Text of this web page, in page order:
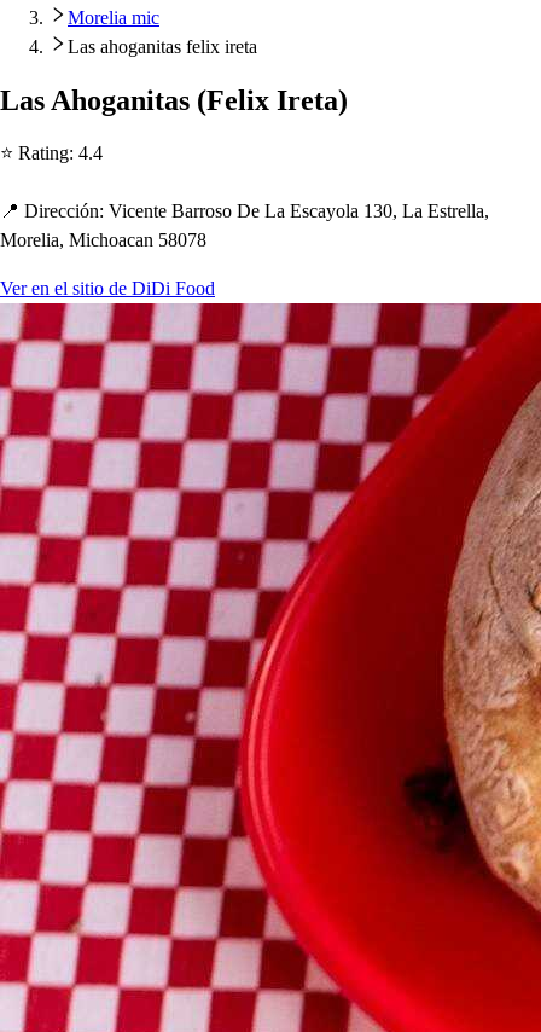
Morelia mic
Las ahoganitas felix ireta
Las Ahoganitas (Felix Ireta)
⭐ Rating: 4.4
📍 Dirección: Vicente Barroso De La Escayola 130, La Estrella,
Morelia, Michoacan 58078
Ver en el sitio de DiDi Food